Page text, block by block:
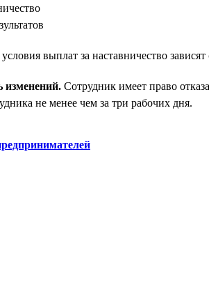
выплат за наставничество
изменений. Сотрудник имеет право
не менее чем за три рабочих дня.